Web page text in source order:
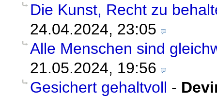
Die Kunst, Recht zu
24.04.2024, 23:05
Alle Menschen sind
21.05.2024, 19:56
Gesichert gehaltvoll -